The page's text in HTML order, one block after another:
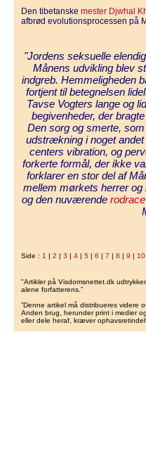
Den tibetanske mester Djwhal
afbrød evolutionsprocessen på
"Jordens seksuelle
Månens udvikling blev
indgreb. Hemmeligheden
fortjent til betegnelsen
Tavse Vogters lange og
begivenheder, der
Den sorg og smerte,
udstrækning i noget
centers vibration, og
forkerte formål, der ikke
forklarer en stor del af
mellem mørkets herrer
og den nuværende rodrace
Side : 1 | 2 | 3 | 4 | 5 | 6 | 7 | 8 | 9 | 10
"Artikler på Visdomsnettet.dk
alene forfatterens.”
”Denne artikel må distribueres videre
Anden brug, herunder print i medier
eller dele heraf, kræver